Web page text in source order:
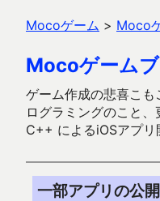
Mocoゲーム > Moco
Mocoゲーム
ゲーム作成の悲喜こ
ログラミングのこと
C++ によるiOSアプリ
一部アプリの公